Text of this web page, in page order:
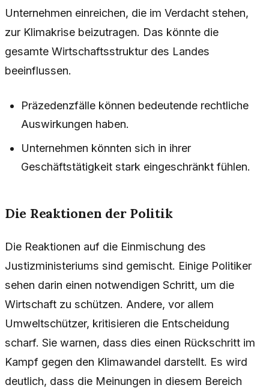
Unternehmen einreichen, die im Verdacht stehen,
zur Klimakrise beizutragen. Das könnte die
gesamte Wirtschaftsstruktur des Landes
beeinflussen.
Präzedenzfälle können bedeutende rechtliche
Auswirkungen haben.
Unternehmen könnten sich in ihrer
Geschäftstätigkeit stark eingeschränkt fühlen.
Die Reaktionen der Politik
Die Reaktionen auf die Einmischung des
Justizministeriums sind gemischt. Einige Politiker
sehen darin einen notwendigen Schritt, um die
Wirtschaft zu schützen. Andere, vor allem
Umweltschützer, kritisieren die Entscheidung
scharf. Sie warnen, dass dies einen Rückschritt im
Kampf gegen den Klimawandel darstellt. Es wird
deutlich, dass die Meinungen in diesem Bereich